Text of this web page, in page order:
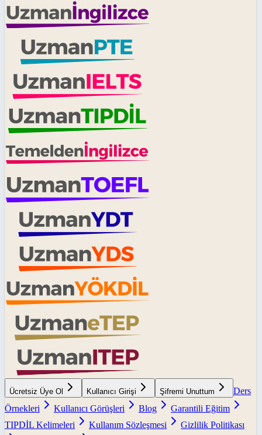
Ücretsiz Üye Ol Kullanıcı Girişi Şifremi Unuttum
Ders
Örnekleri
Kullanıcı Görüşleri Blog
Garantili Eğitim
TIPDİL Kelimeleri
Kullanım Sözleşmesi
Gizlilik Politikası